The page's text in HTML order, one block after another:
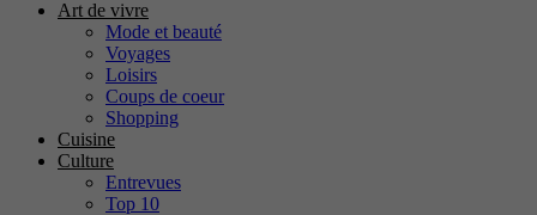
Art de vivre
Mode et beauté
Voyages
Loisirs
Coups de coeur
Shopping
Cuisine
Culture
Entrevues
Top 10